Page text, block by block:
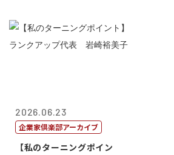
2026.06.23
企業家倶楽部アーカイブ
【私のターニングポイン